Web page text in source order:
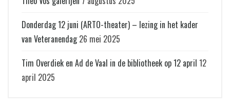
Donderdag 12 juni (ARTO-theater) – lezing in het kader
van Veteranendag 26 mei 2025
Tim Overdiek en Ad de Vaal in de bibliotheek op 12 april 12
april 2025